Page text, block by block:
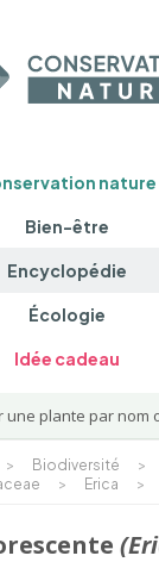
nature
Bien-être
Encyclopédie
Écologie
Idée cadeau
une plante par nom
> Biodiversité >
> Erica >